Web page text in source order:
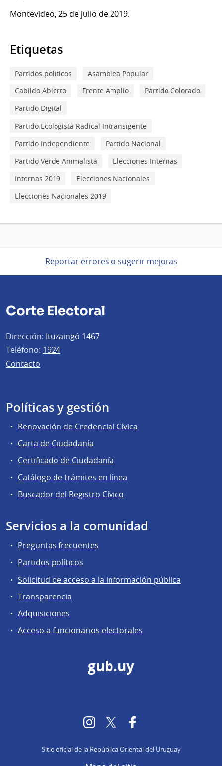
Montevideo, 25 de julio de 2019.
Etiquetas
Partidos políticos
Asamblea Popular
Cabildo Abierto
Frente Amplio
Partido Colorado
Partido Digital
Partido Ecologista Radical Intransigente
Partido Independiente
Partido Nacional
Partido Verde Animalista
Elecciones Internas
Internas 2019
Elecciones Nacionales
Elecciones Nacionales 2019
Reportar errores o sugerir mejoras
Corte Electoral
Dirección: Ituzaingó 1467
Teléfono: 1924
Contacto
Políticas y gestión
Renovación de Credencial Cívica
Carta de Ciudadanía
Certificado de Ciudadanía
Catálogo de trámites en línea
Buscador del Registro Cívico
Servicios a la comunidad
Preguntas frecuentes
Partidos políticos
Solicitud de acceso a la información pública
Transparencia
Adquisiciones
Acceso a funcionarios electorales
gub.uy
Instagram
Twitter
Sitio oficial de la República Oriental del Uruguay